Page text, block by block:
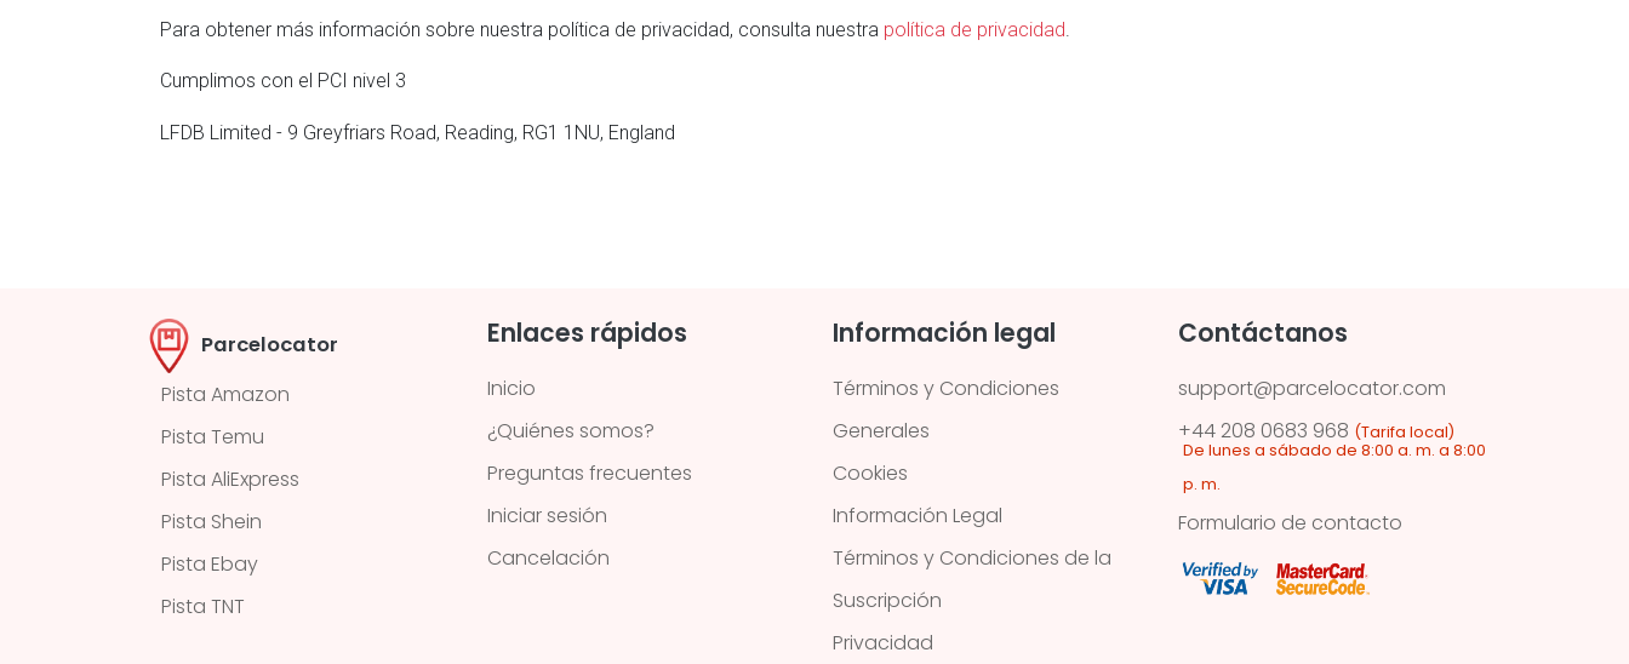
Para obtener más información sobre nuestra política de privacidad, consulta nuestra política de privacidad.
Cumplimos con el PCI nivel 3
LFDB Limited - 9 Greyfriars Road, Reading, RG1 1NU, England
Parcelocator
Pista Amazon
Pista Temu
Pista AliExpress
Pista Shein
Pista Ebay
Pista TNT
Enlaces rápidos
Inicio
¿Quiénes somos?
Preguntas frecuentes
Iniciar sesión
Cancelación
Información legal
Términos y Condiciones
Generales
Cookies
Información Legal
Términos y Condiciones de la
Suscripción
Privacidad
Contáctanos
support@parcelocator.com
+44 208 0683 968 (Tarifa local)
De lunes a sábado de 8:00 a. m. a 8:00
p. m.
Formulario de contacto